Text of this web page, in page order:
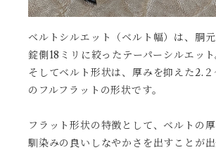
ベルトシルエット（ベルト幅）は、胴
錠側18ミリに絞ったテーパーシルエット
そしてベルト形状は、厚みを抑えた2.
のフルフラットの形状です。
フラット形状の特徴として、ベルトの
馴染みの良いしなやかさを出すことが